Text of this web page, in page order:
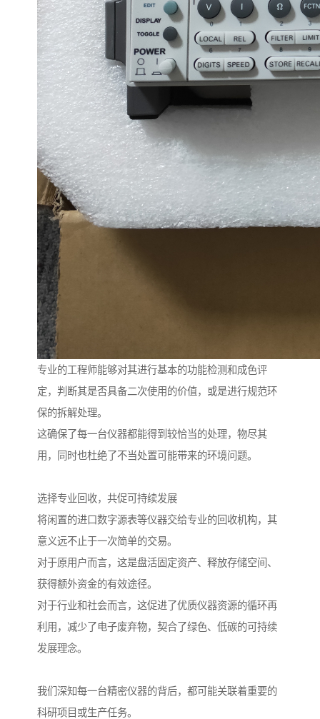
专业的工程师能够对其进行基本的功能检测和成色评
定，判断其是否具备二次使用的价值，或是进行规范环
保的拆解处理。
这确保了每一台仪器都能得到较恰当的处理，物尽其
用，同时也杜绝了不当处置可能带来的环境问题。
选择专业回收，共促可持续发展
将闲置的进口数字源表等仪器交给专业的回收机构，其
意义远不止于一次简单的交易。
对于原用户而言，这是盘活固定资产、释放存储空间、
获得额外资金的有效途径。
对于行业和社会而言，这促进了优质仪器资源的循环再
利用，减少了电子废弃物，契合了绿色、低碳的可持续
发展理念。
我们深知每一台精密仪器的背后，都可能关联着重要的
科研项目或生产任务。